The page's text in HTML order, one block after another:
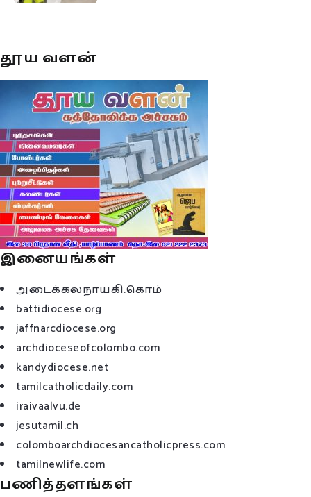
தூய வளன்
இனையங்கள்
அடைக்கலநாயகி.கொம்
battidiocese.org
jaffnarcdiocese.org
archdioceseofcolombo.com
kandydiocese.net
tamilcatholicdaily.com
iraivaalvu.de
jesutamil.ch
colomboarchdiocesancatholicpress.com
tamilnewlife.com
பணித்தளங்கள்